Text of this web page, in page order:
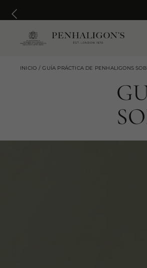
INICIO GUÍA PRÁCTICA DE PENHALIGONS